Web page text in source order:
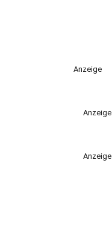
Anzeige
Anzeige
Anzeige